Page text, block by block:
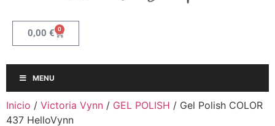
0,00 € 0
MENU
Inicio / Victoria Vynn / GEL POLISH / Gel Polish COLOR
437 HelloVynn